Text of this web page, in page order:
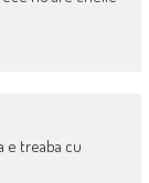
e treaba cu